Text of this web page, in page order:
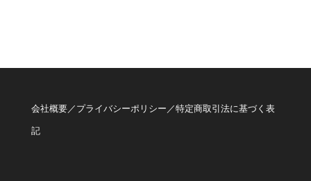
会社概要／ プライバシーポリシー ／特定商取引法に基づく表
記